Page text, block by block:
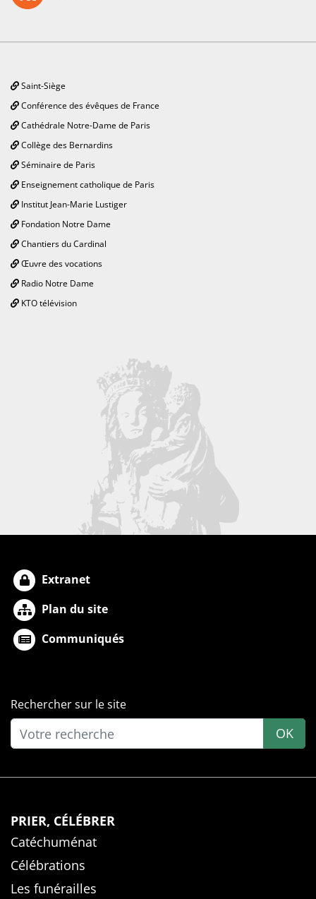
Saint-Siège
Conférence des évêques de France
Cathédrale Notre-Dame de Paris
Collège des Bernardins
Séminaire de Paris
Enseignement catholique de Paris
Institut Jean-Marie Lustiger
Fondation Notre Dame
Chantiers du Cardinal
Œuvre des vocations
Radio Notre Dame
KTO télévision
Extranet
Plan du site
Communiqués
Rechercher sur le site
OK
PRIER, CÉLÉBRER
Catéchuménat
Célébrations
Les funérailles